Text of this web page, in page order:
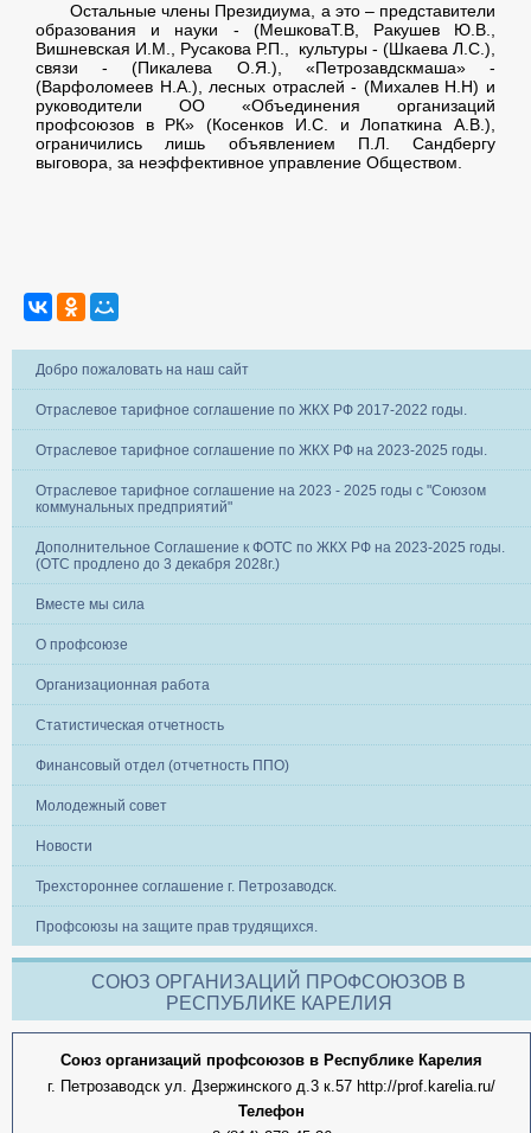
Остальные члены Президиума, а это – представители
образования и науки - (МешковаТ.В, Ракушев Ю.В.,
Вишневская И.М., Русакова Р.П., культуры - (Шкаева Л.С.),
связи - (Пикалева О.Я.), «Петрозавдскмаша» -
(Варфоломеев Н.А.), лесных отраслей - (Михалев Н.Н) и
руководители ОО «Объединения организаций
профсоюзов в РК» (Косенков И.С. и Лопаткина А.В.),
ограничились лишь объявлением П.Л. Сандбергу
выговора, за неэффективное управление Обществом.
Добро пожаловать на наш сайт
Отраслевое тарифное соглашение по ЖКХ РФ 2017-2022 годы.
Отраслевое тарифное соглашение по ЖКХ РФ на 2023-2025 годы.
Отраслевое тарифное соглашение на 2023 - 2025 годы с "Союзом
коммунальных предприятий"
Дополнительное Соглашение к ФОТС по ЖКХ РФ на 2023-2025 годы.
(ОТС продлено до 3 декабря 2028г.)
Вместе мы сила
О профсоюзе
Организационная работа
Статистическая отчетность
Финансовый отдел (отчетность ППО)
Молодежный совет
Новости
Трехстороннее соглашение г. Петрозаводск.
Профсоюзы на защите прав трудящихся.
СОЮЗ ОРГАНИЗАЦИЙ ПРОФСОЮЗОВ В
РЕСПУБЛИКЕ КАРЕЛИЯ
Союз организаций профсоюзов в Республике Карелия
г. Петрозаводск ул. Дзержинского д.3 к.57 http://prof.karelia.ru/
Телефон